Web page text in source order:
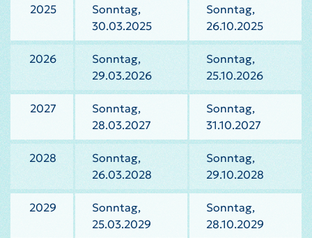
2025
Sonntag,
30.03.2025
Sonntag,
26.10.2025
2026
Sonntag,
29.03.2026
Sonntag,
25.10.2026
2027
Sonntag,
28.03.2027
Sonntag,
31.10.2027
2028
Sonntag,
26.03.2028
Sonntag,
29.10.2028
2029
Sonntag,
25.03.2029
Sonntag,
28.10.2029